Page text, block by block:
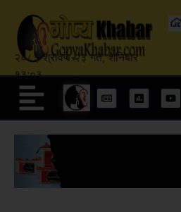
२०८३ श्रावण २३ गते, शनिबार
१३:०३